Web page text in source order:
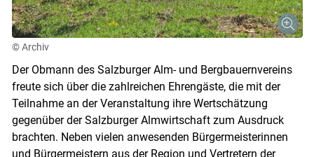
© Archiv
Der Obmann des Salzburger Alm- und Bergbauernvereins
freute sich über die zahlreichen Ehrengäste, die mit der
Teilnahme an der Veranstaltung ihre Wertschätzung
gegenüber der Salzburger Almwirtschaft zum Ausdruck
brachten. Neben vielen anwesenden Bürgermeisterinnen
und Bürgermeistern aus der Region und Vertretern der